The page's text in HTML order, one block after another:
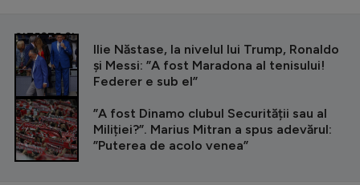
CITEȘTE ȘI
Ilie Năstase, la nivelul lui Trump, Ronaldo
și Messi: ”A fost Maradona al tenisului!
Federer e sub el”
”A fost Dinamo clubul Securității sau al
Miliției?”. Marius Mitran a spus adevărul:
”Puterea de acolo venea”